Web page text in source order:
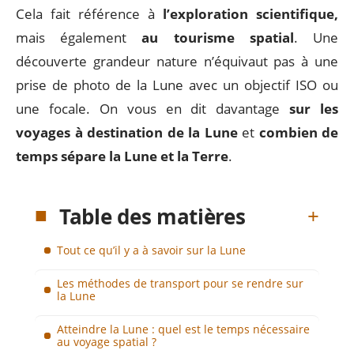
Cela fait référence à l’exploration scientifique,
mais égalementau tourisme spatial. Une
découverte grandeur nature n’équivaut pas à une
prise de photo de la Lune avec un objectif ISO ou
une focale. On vous en dit davantagesur les
voyages à destination de la Luneet combien de
temps sépare la Lune et la Terre.
Table des matières
Tout ce qu’il y a à savoir sur la Lune
Les méthodes de transport pour se rendre sur
la Lune
Atteindre la Lune : quel est le temps nécessaire
au voyage spatial ?